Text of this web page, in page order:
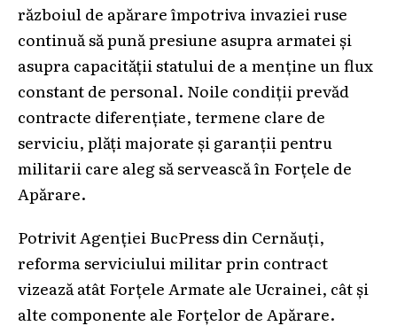
războiul de apărare împotriva invaziei ruse
continuă să pună presiune asupra armatei și
asupra capacității statului de a menține un flux
constant de personal. Noile condiții prevăd
contracte diferențiate, termene clare de
serviciu, plăți majorate și garanții pentru
militarii care aleg să servească în Forțele de
Apărare.
Potrivit Agenției BucPress din Cernăuți,
reforma serviciului militar prin contract
vizează atât Forțele Armate ale Ucrainei, cât și
alte componente ale Forțelor de Apărare.